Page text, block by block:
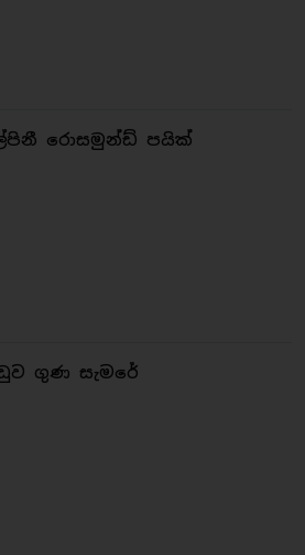
රොසමුන්ඩ් පයික්
ගුණ සැමරේ